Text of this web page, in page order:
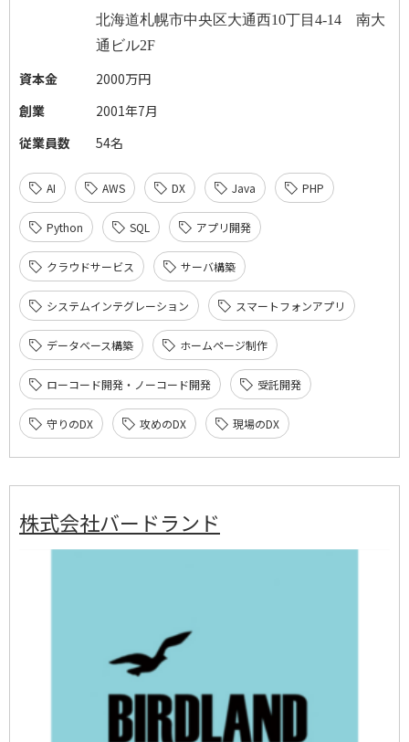
北海道札幌市中央区大通西10丁目 4-14 南大
通ビル2F
資本金
2000万円
創業
2001年7月
従業員数
54名
AI AWS DX Java PHP
Python SQL アプリ開発
クラウドサービス サーバ構築
システムインテグレーション スマートフォンアプリ
データベース構築 ホームページ制作
ローコード開発・ノーコード開発 受託開発
守りのDX 攻めのDX 現場のDX
株式会社バードランド